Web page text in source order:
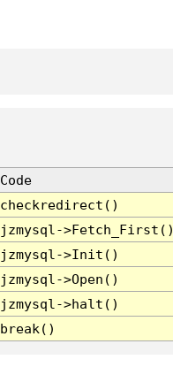
Code
checkredirect()
jzmysql-
jzmysql->Init()
jzmysql->Open()
jzmysql->halt()
break()